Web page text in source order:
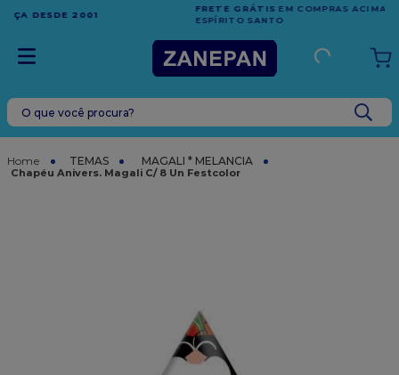
EM COMPRAS ACIMA DE R$1.000,00 PARA O
ESPÍRITO SANTO
O que você procura?
TEMAS MAGALI * MELANCIA
Chapéu Anivers. Magali C/ 8 Un Festcolor
TERMOS MAIS BUSCADOS
leite condensado